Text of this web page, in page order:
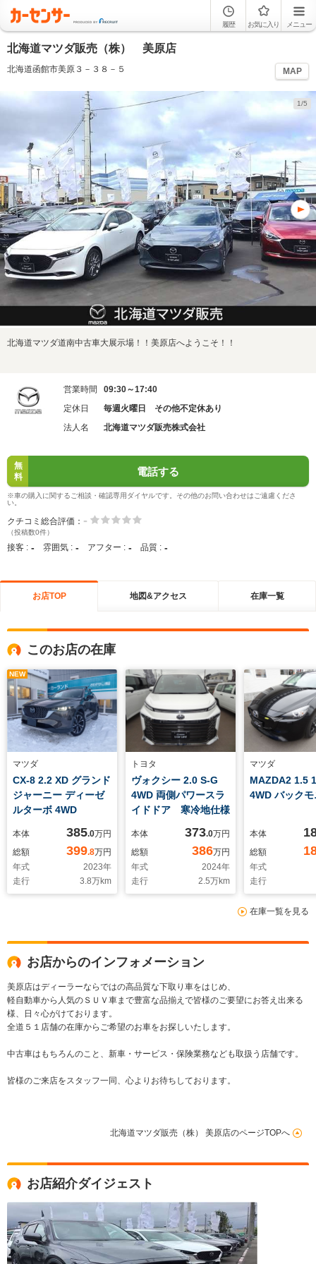
履歴 お気に入り メニュー
北海道マツダ販売（株） 美原店
北海道函館市美原３－３８－５ MAP
1/5
北海道マツダ道南中古車大展示場！！美原店へようこそ！！
営業時間
09:30～17:40
定休日
毎週火曜日 その他不定休あり
法人名
北海道マツダ販売株式会社
無
料
電話する
※車の購入に関するご相談・確認専用ダイヤルです。その他のお問い合わせはご遠慮くださ
い。
クチコミ総合評価： -
（投稿数0件）
接客 : - 雰囲気 : - アフター : - 品質 : -
お店TOP 地図&アクセス 在庫一覧
このお店の在庫
NEW
マツダ
CX-8 2.2 XD グランド
ジャーニー ディーゼ
ルターボ 4WD
本体 385.0万円
総額
399.8万円
年式
2023年
走行
3.8万km
トヨタ
ヴォクシー 2.0 S-G
4WD 両側パワースラ
イドドア 寒冷地仕様
本体 373.0万円
総額
386万円
年式
2024年
走行
2.5万km
マツダ
MAZDA2 1.5
4WD バック
本体
総額
年式
走行
在庫一覧を見る
お店からのインフォメーション
美原店はディーラーならではの高品質な下取り車をはじめ、
軽自動車から人気のＳＵＶ車まで豊富な品揃えで皆様のご要望にお答え出来る
様、日々心がけております。
全道５１店舗の在庫からご希望のお車をお探しいたします。
中古車はもちろんのこと、新車・サービス・保険業務なども取扱う店舗です。
皆様のご来店をスタッフ一同、心よりお待ちしております。
北海道マツダ販売（株） 美原店のページTOPへ
お店紹介ダイジェスト